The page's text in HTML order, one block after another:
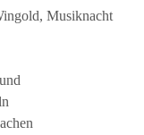
Musiknacht